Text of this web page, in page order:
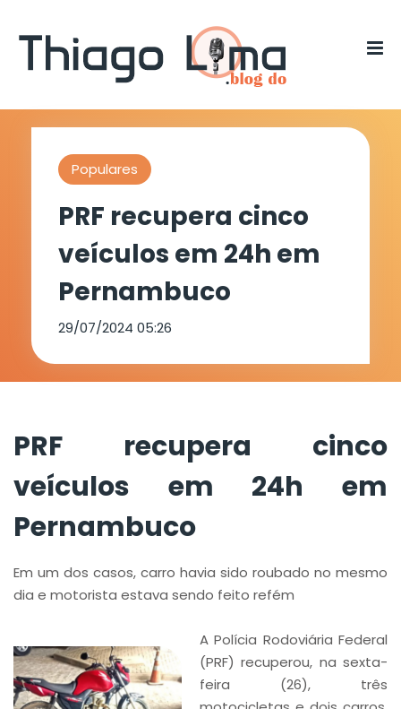
Populares
PRF recupera cinco
veículos em 24h em
Pernambuco
29/07/2024 05:26
PRF recupera cinco
veículos em 24h em
Pernambuco
Em um dos casos, carro havia sido roubado no mesmo
dia e motorista estava sendo feito refém
A Polícia Rodoviária Federal
(PRF) recuperou, na sexta-
feira (26), três